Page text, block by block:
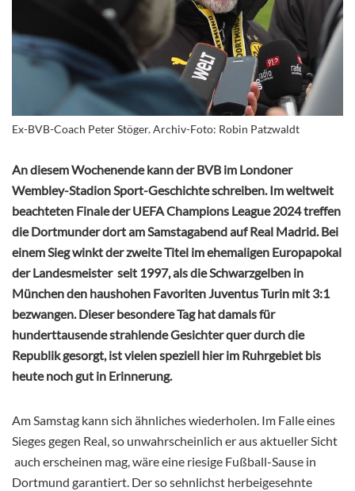
Ex-BVB-Coach Peter Stöger. Archiv-Foto: Robin Patzwaldt
An diesem Wochenende kann der BVB im Londoner
Wembley-Stadion Sport-Geschichte schreiben. Im weltweit
beachteten Finale der UEFA Champions League 2024 treffen
die Dortmunder dort am Samstagabend auf Real Madrid. Bei
einem Sieg winkt der zweite Titel im ehemaligen Europapokal
der Landesmeister seit 1997, als die Schwarzgelben in
München den haushohen Favoriten Juventus Turin mit 3:1
bezwangen. Dieser besondere Tag hat damals für
hunderttausende strahlende Gesichter quer durch die
Republik gesorgt, ist vielen speziell hier im Ruhrgebiet bis
heute noch gut in Erinnerung.
Am Samstag kann sich ähnliches wiederholen. Im Falle eines
Sieges gegen Real, so unwahrscheinlich er aus aktueller Sicht
auch erscheinen mag, wäre eine riesige Fußball-Sause in
Dortmund garantiert. Der so sehnlichst herbeigesehnte